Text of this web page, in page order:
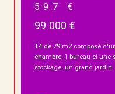
597 €
99 000 €
T4 de 79 m2 composé
chambre, 1 bureau et une
stockage. un grand